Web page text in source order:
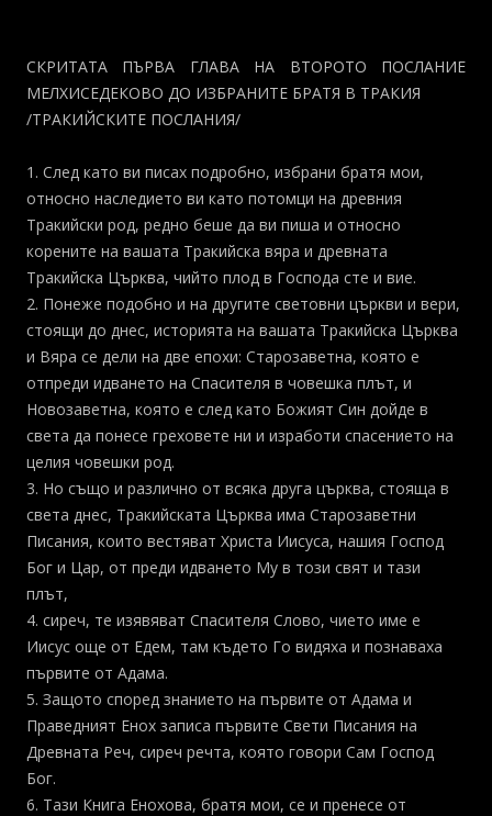
СКРИТАТА ПЪРВА ГЛАВА НА ВТОРОТО ПОСЛАНИЕ
МЕЛХИСЕДЕКОВО ДО ИЗБРАНИТЕ БРАТЯ В ТРАКИЯ
/ТРАКИЙСКИТЕ ПОСЛАНИЯ/
1. След като ви писах подробно, избрани братя мои,
относно наследието ви като потомци на древния
Тракийски род, редно беше да ви пиша и относно
корените на вашата Тракийска вяра и древната
Тракийска Църква, чийто плод в Господа сте и вие.
2. Понеже подобно и на другите световни църкви и вери,
стоящи до днес, историята на вашата Тракийска Църква
и Вяра се дели на две епохи: Старозаветна, която е
отпреди идването на Спасителя в човешка плът, и
Новозаветна, която е след като Божият Син дойде в
света да понесе греховете ни и изработи спасението на
целия човешки род.
3. Но също и различно от всяка друга църква, стояща в
света днес, Тракийската Църква има Старозаветни
Писания, които вестяват Христа Иисуса, нашия Господ
Бог и Цар, от преди идването Му в този свят и тази
плът,
4. сиреч, те изявяват Спасителя Слово, чието име е
Иисус още от Едем, там където Го видяха и познаваха
първите от Адама.
5. Защото според знанието на първите от Адама и
Праведният Енох записа първите Свети Писания на
Древната Реч, сиреч речта, която говори Сам Господ
Бог.
6. Тази Книга Енохова, братя мои, се и пренесе от